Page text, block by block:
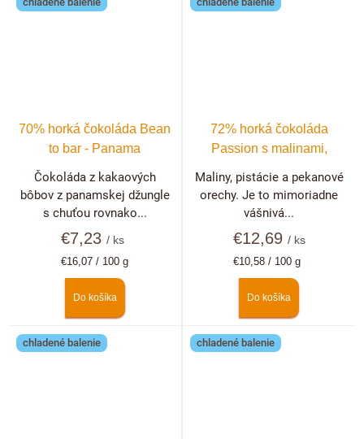
70% horká čokoláda Bean
to bar - Panama
€7,23/ ks
Jednotková
€16,07 / 100 g
Do košíka
Čokoláda z kakaových
bôbov z panamskej džungle
s chuťou rovnako...
72% horká čokoláda
Passion s malinami,
orechmi
€12,69 / ks
Jednotková
€10,58 / 100 g
Do košíka
Maliny, pistácie a pekanové
orechy. Je to mimoriadne
vášnivá...
chladené balenie chladené balenie